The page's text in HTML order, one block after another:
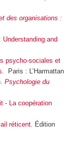
des organisations :
and
psycho-sociales et
. Paris : L’Harmattan
Psychologie du
- La coopération
réticent. Édition